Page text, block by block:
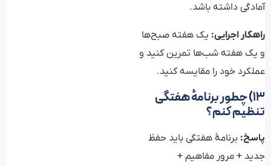
آمادگی داشته باشد.
راهکار اجرایی: یک هفته صبح‌ها
و یک هفته شب‌ها تمرین کنید و
عملکرد خود را مقایسه کنید.
۱۳) چطور برنامهٔ هفتگی
تنظیم کنم؟
پاسخ: برنامهٔ هفتگی باید حفظ
جدید + مرور مفاهیم +